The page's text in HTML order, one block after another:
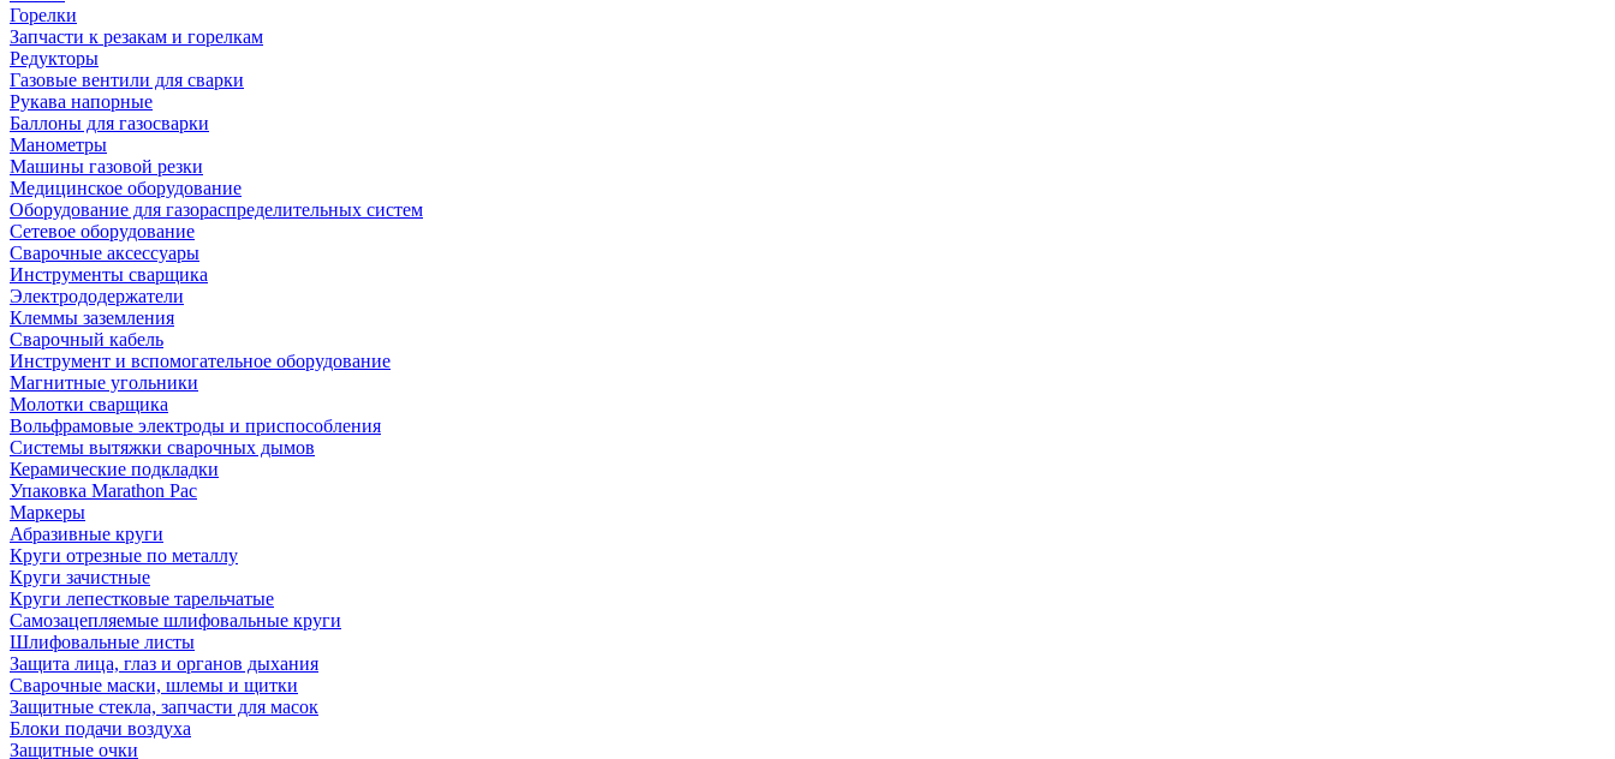
Горелки
Запчасти к резакам и горелкам
Редукторы
Газовые вентили для сварки
Рукава напорные
Баллоны для газосварки
Манометры
Машины газовой резки
Медицинское оборудование
Оборудование для газораспределительных систем
Сетевое оборудование
Сварочные аксессуары
Инструменты сварщика
Электрододержатели
Клеммы заземления
Сварочный кабель
Инструмент и вспомогательное оборудование
Магнитные угольники
Молотки сварщика
Вольфрамовые электроды и приспособления
Системы вытяжки сварочных дымов
Керамические подкладки
Упаковка Marathon Pac
Маркеры
Абразивные круги
Круги отрезные по металлу
Круги зачистные
Круги лепестковые тарельчатые
Самозацепляемые шлифовальные круги
Шлифовальные листы
Защита лица, глаз и органов дыхания
Сварочные маски, шлемы и щитки
Защитные стекла, запчасти для масок
Блоки подачи воздуха
Защитные очки